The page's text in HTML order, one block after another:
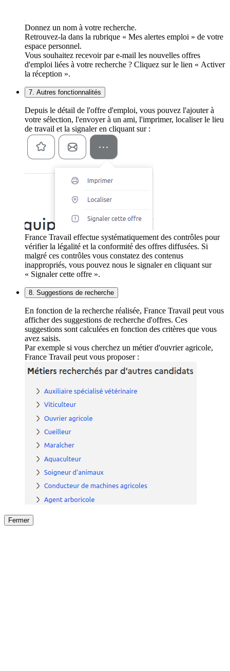
Donnez un nom à votre recherche.
Retrouvez-la dans la rubrique « Mes alertes emploi » de votre
espace personnel.
Vous souhaitez recevoir par e-mail les nouvelles offres
d'emploi liées à votre recherche ? Cliquez sur le lien « Activer
la réception ».
7. Autres fonctionnalités
Depuis le détail de l'offre d'emploi, vous pouvez l'ajouter à
votre sélection, l'envoyer à un ami, l'imprimer, localiser le lieu
de travail et la signaler en cliquant sur :
France Travail effectue systématiquement des contrôles pour
vérifier la légalité et la conformité des offres diffusées. Si
malgré ces contrôles vous constatez des contenus
inappropriés, vous pouvez nous le signaler en cliquant sur
« Signaler cette offre ».
8. Suggestions de recherche
En fonction de la recherche réalisée, France Travail peut vous
afficher des suggestions de recherche d'offres. Ces
suggestions sont calculées en fonction des critères que vous
avez saisis.
Par exemple si vous cherchez un métier d'ouvrier agricole,
France Travail peut vous proposer :
Fermer